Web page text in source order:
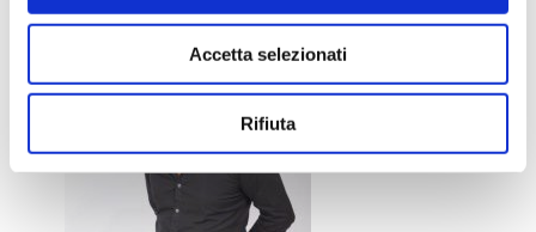
Accetta selezionati
Rifiuta